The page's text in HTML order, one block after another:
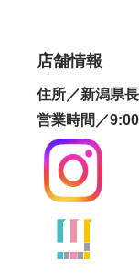
店舗情報
住所／新潟県
営業時間／